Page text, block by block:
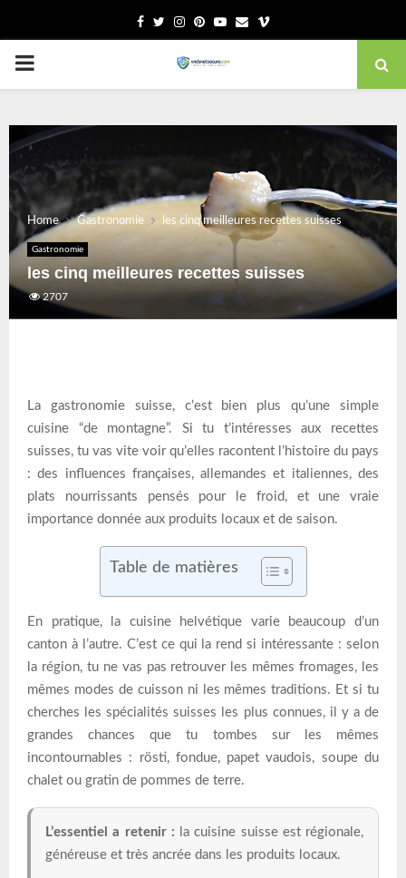
Facebook
TwitterInstagram
PinterestYoutube
EmailVimeo
PRIMARY
Home Gastronomie les cinq meilleures recettes suisses
Gastronomie
les cinq meilleures recettes suisses
2707
La gastronomie suisse, c’est bien plus qu’une simple
cuisine “de montagne”. Si tu t’intéresses aux recettes
suisses, tu vas vite voir qu’elles racontent l’histoire du pays
: des influences françaises, allemandes et italiennes, des
plats nourrissants pensés pour le froid, et une vraie
importance donnée aux produits locaux et de saison.
Table de matières
En pratique, la cuisine helvétique varie beaucoup d’un
canton à l’autre. C’est ce qui la rend si intéressante : selon
la région, tu ne vas pas retrouver les mêmes fromages, les
mêmes modes de cuisson ni les mêmes traditions. Et si tu
cherches les spécialités suisses les plus connues, il y a de
grandes chances que tu tombes sur les mêmes
incontournables : rösti, fondue, papet vaudois, soupe du
chalet ou gratin de pommes de terre.
L’essentiel a retenir : la cuisine suisse est régionale,
généreuse et très ancrée dans les produits locaux.